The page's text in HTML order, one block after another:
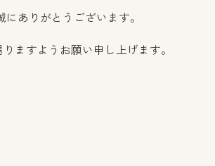
ありがとうございます。
ますようお願い申し上げます。